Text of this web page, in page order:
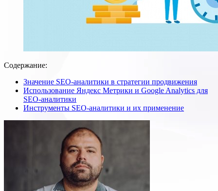
Содержание:
Значение SEO-аналитики в стратегии продвижения
Использование Яндекс Метрики и Google Analytics для
SEO-аналитики
Инструменты SEO-аналитики и их применение